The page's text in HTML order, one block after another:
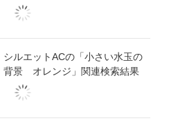
シルエットACの「小さい水玉の
背景 オレンジ」関連検索結果